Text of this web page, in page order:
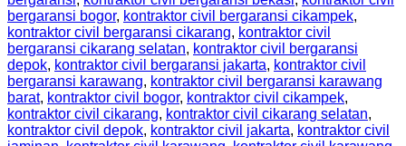
bergaransi bogor, kontraktor civil bergaransi cikampek,
kontraktor civil bergaransi cikarang, kontraktor civil
bergaransi cikarang selatan, kontraktor civil bergaransi
depok, kontraktor civil bergaransi jakarta, kontraktor civil
bergaransi karawang, kontraktor civil bergaransi karawang
barat, kontraktor civil bogor, kontraktor civil cikampek,
kontraktor civil cikarang, kontraktor civil cikarang selatan,
kontraktor civil depok, kontraktor civil jakarta, kontraktor civil